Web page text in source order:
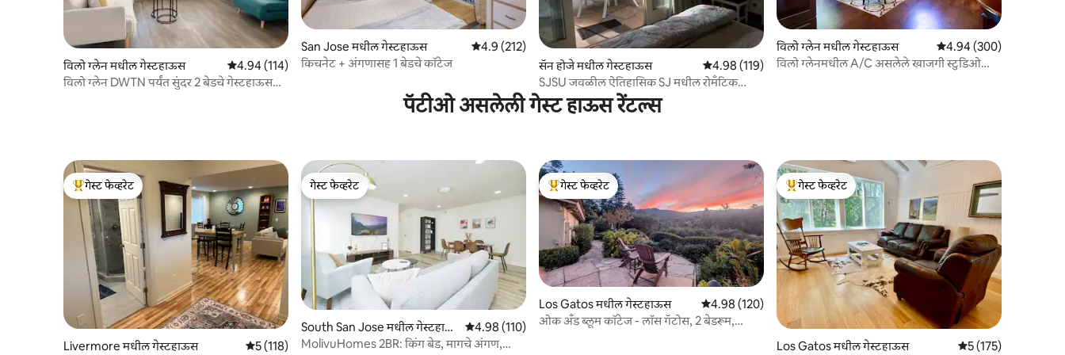
विलो ग्लेन मधील गेस्टहाऊस 5 पैकी 4.94 सरासरी रेटिंग, 114 रिव्ह्यूज
4.94 (114)
विलो ग्लेन DWTN पर्यंत सुंदर 2 बेडचे गेस्टहाऊस
San Jose मधील गेस्टहाऊस 5 पैकी 4.9 सरासरी रेटिंग, 212 रिव्ह्यूज
4.9 (212)
किचनेट + अंगणासह 1 बेडचे कॉटेज
सॅन होजे मधील गेस्टहाऊस 5 पैकी 4.98 सरासरी रेटिंग, 119 रिव्ह्यूज
4.98 (119)
SJSU जवळील ऐतिहासिक SJ मधील रोमँटिक
कॉटेज ओएसिस
विलो ग्लेन मधील गेस्टहाऊस 5 पैकी 4.94 सरासरी रेटिंग,
4.94 (300)
विलो ग्लेनमधील A/C असलेले खाजगी स्टुडिओ
पॅटीओ असलेली गेस्ट हाऊस रेंटल्स
टॉप गेस्ट फेव्हरेट
गेस्ट फेव्हरेट
Livermore मधील गेस्टहाऊस 5 पैकी 5 सरासरी रेटिंग, 118 रिव्ह्यूज
5 (118)
गेस्ट फेव्हरेट
गेस्ट फेव्हरेट
South San Jose मधील गेस्टहाऊ
स
5 पैकी 4.98 सरासरी रेटिंग, 110 रिव्ह्यूज
4.98 (110)
MolivuHomes 2BR: किंग बेड, मागचे अंगण,
टॉप गेस्ट फेव्हरेट
गेस्ट फेव्हरेट
Los Gatos मधील गेस्टहाऊस 5 पैकी 4.98 सरासरी रेटिंग, 120 रिव्ह्यूज
4.98 (120)
ओक अँड ब्लूम कॉटेज - लॉस गॅटोस, 2 बेडरूम,
टॉप गेस्ट फेव्हरेट
गेस्ट फेव्हरेट
Los Gatos मधील गेस्टहाऊस 5 पैकी 5 सरासरी रेटिंग,
5 (175)